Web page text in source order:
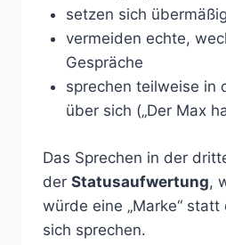
setzen sich
vermeiden echte,
Gespräche
sprechen teilweise in
über sich („Der Max
Das Sprechen in der
der Statusaufwertung,
würde eine „Marke“
sich sprechen.